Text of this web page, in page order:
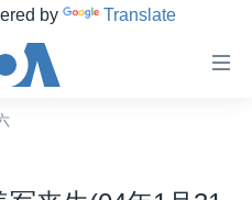
by Translate